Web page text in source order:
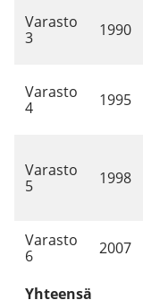
Varasto
3
1990
Varasto
4
1995
Varasto
5
1998
Varasto
6
2007
Yhteensä